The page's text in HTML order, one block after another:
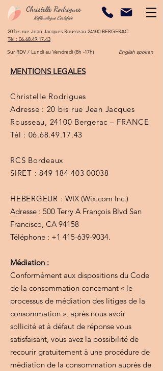
Christelle Rodrigues
Réflexologue Certifiée
20 bis rue Jean Jacques Rousseau 24100 BERGERAC​
​Tél : 06.68.49.17.43
Sur RDV / Lundi au Vendredi (8h -17h) English spoken
MENTIONS LEGALES
Christelle Rodrigues
Adresse : 20 bis rue Jean Jacques
Rousseau, 24100 Bergerac – FRANCE
Tél : 06.68.49.17.43
RCS Bordeaux
SIRET : 849 184 403 00038
HEBERGEUR : WIX (Wix.com Inc.)
Adresse : 500 Terry A François Blvd San
Francisco, CA 94158
Téléphone : +1 415-639-9034.
Médiation :
Conformément aux dispositions du Code
de la consommation concernant « le
processus de médiation des litiges de la
consommation », après nous avoir
sollicité et à défaut de réponse vous
satisfaisant, vous avez la possibilité de
recourir gratuitement à une procédure de
médiation de la consommation auprès de